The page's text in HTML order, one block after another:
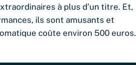
à plus d’un titre. Et,
ils sont amusants et
coûte environ 500 euros.